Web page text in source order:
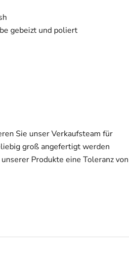
gebeizt und poliert
Sie unser Verkaufsteam für
groß angefertigt werden
Produkte eine Toleranz von